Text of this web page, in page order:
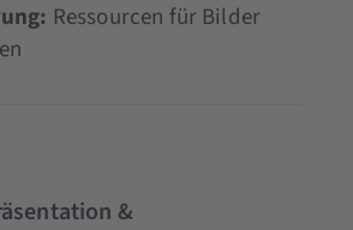
Ressourcen für Bilder
&